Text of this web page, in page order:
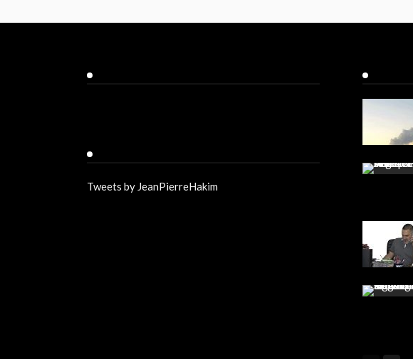
Tweets by JeanPierreHakim